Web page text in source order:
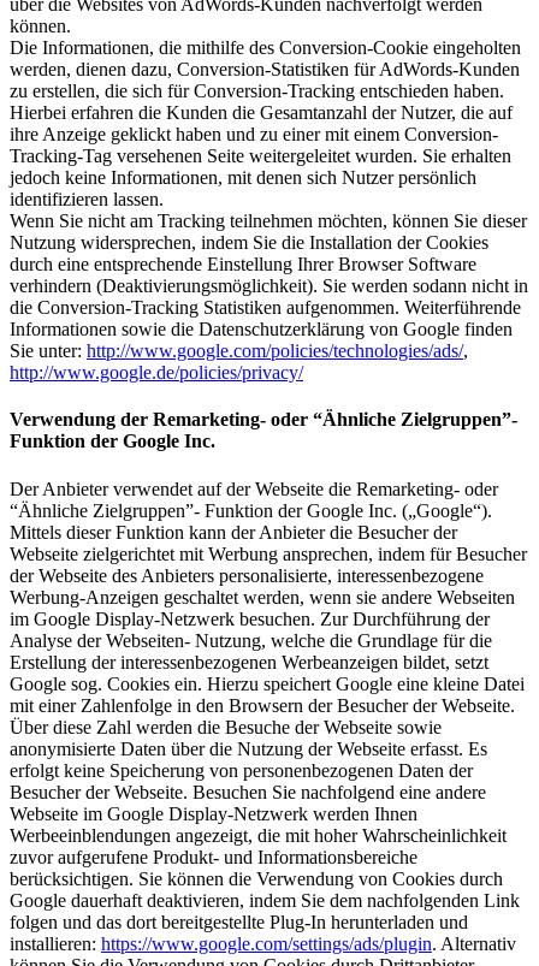
über die Websites von AdWords-Kunden nachverfolgt werden
können.
Die Informationen, die mithilfe des Conversion-Cookie eingeholten
werden, dienen dazu, Conversion-Statistiken für AdWords-Kunden
zu erstellen, die sich für Conversion-Tracking entschieden haben.
Hierbei erfahren die Kunden die Gesamtanzahl der Nutzer, die auf
ihre Anzeige geklickt haben und zu einer mit einem Conversion-
Tracking-Tag versehenen Seite weitergeleitet wurden. Sie erhalten
jedoch keine Informationen, mit denen sich Nutzer persönlich
identifizieren lassen.
Wenn Sie nicht am Tracking teilnehmen möchten, können Sie dieser
Nutzung widersprechen, indem Sie die Installation der Cookies
durch eine entsprechende Einstellung Ihrer Browser Software
verhindern (Deaktivierungsmöglichkeit). Sie werden sodann nicht in
die Conversion-Tracking Statistiken aufgenommen. Weiterführende
Informationen sowie die Datenschutzerklärung von Google finden
Sie unter: http://www.google.com/policies/technologies/ads/,
http://www.google.de/policies/privacy/
Verwendung der Remarketing- oder “Ähnliche Zielgruppen”-
Funktion der Google Inc.
Der Anbieter verwendet auf der Webseite die Remarketing- oder
“Ähnliche Zielgruppen”- Funktion der Google Inc. („Google“).
Mittels dieser Funktion kann der Anbieter die Besucher der
Webseite zielgerichtet mit Werbung ansprechen, indem für Besucher
der Webseite des Anbieters personalisierte, interessenbezogene
Werbung-Anzeigen geschaltet werden, wenn sie andere Webseiten
im Google Display-Netzwerk besuchen. Zur Durchführung der
Analyse der Webseiten- Nutzung, welche die Grundlage für die
Erstellung der interessenbezogenen Werbeanzeigen bildet, setzt
Google sog. Cookies ein. Hierzu speichert Google eine kleine Datei
mit einer Zahlenfolge in den Browsern der Besucher der Webseite.
Über diese Zahl werden die Besuche der Webseite sowie
anonymisierte Daten über die Nutzung der Webseite erfasst. Es
erfolgt keine Speicherung von personenbezogenen Daten der
Besucher der Webseite. Besuchen Sie nachfolgend eine andere
Webseite im Google Display-Netzwerk werden Ihnen
Werbeeinblendungen angezeigt, die mit hoher Wahrscheinlichkeit
zuvor aufgerufene Produkt- und Informationsbereiche
berücksichtigen. Sie können die Verwendung von Cookies durch
Google dauerhaft deaktivieren, indem Sie dem nachfolgenden Link
folgen und das dort bereitgestellte Plug-In herunterladen und
installieren: https://www.google.com/settings/ads/plugin. Alternativ